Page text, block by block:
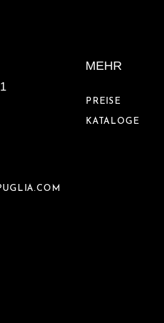
MEHR
PREISE
KATALOGE